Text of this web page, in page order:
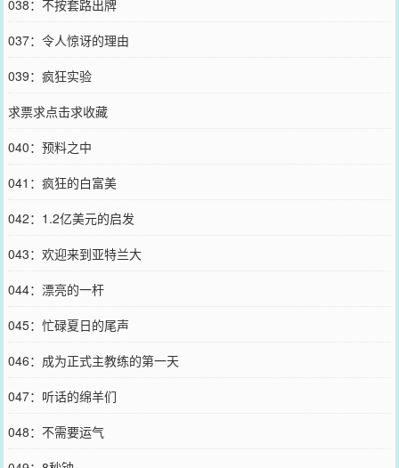
038：不按套路出牌
037：令人惊讶的理由
039：疯狂实验
求票求点击求收藏
040：预料之中
041：疯狂的白富美
042：1.2亿美元的启发
043：欢迎来到亚特兰大
044：漂亮的一杆
045：忙碌夏日的尾声
046：成为正式主教练的第一天
047：听话的绵羊们
048：不需要运气